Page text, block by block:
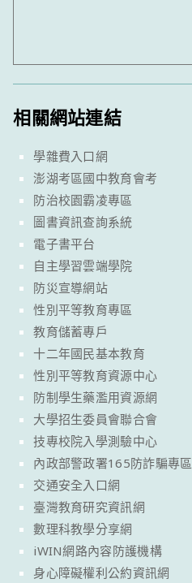
相關網站連結
學雜費入口網
澎湖考區國中教育會考
防治校園霸凌專區
圖書資訊查詢系統
電子書平台
自主學習雲端學院
防災宣導網站
性別平等教育專區
教育儲蓄專戶
十二年國民基本教育
性別平等教育資源中心
防制學生藥濫用資源網
大學招生委員會聯合會
技專校院入學測驗中心
內政部警政署165防詐騙專區
交通安全入口網
臺灣教育研究資訊網
數理科教學分享網
iWIN網路內容防護機構
身心障礙權利公約資訊網